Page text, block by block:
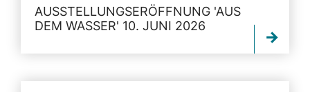
AUSSTELLUNGSERÖFFNUNG 'AUS
DEM WASSER' 10. JUNI 2026